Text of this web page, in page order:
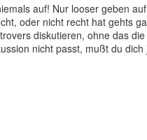
auf! Nur looser geben
oder nicht recht hat gehts
diskutieren, ohne das
nicht passt, mußt du